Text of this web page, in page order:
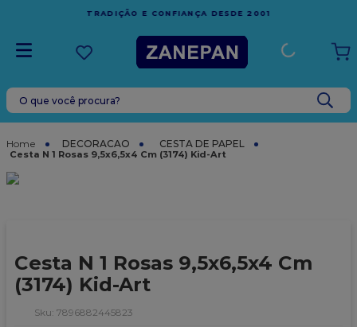
FRETE GRÁTIS
ESPÍRITO SANTO
O que você procura?
DECORACAO CESTA DE PAPEL
Cesta N 1 Rosas 9,5x6,5x4 Cm (3174) Kid-Art
Cesta N 1 Rosas 9,5x6,5x4 Cm
(3174) Kid-Art
: 7896882445823
TERMOS MAIS BUSCADOS
caixa
6º
sacola